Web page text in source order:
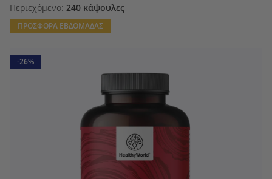
Περιεχόμενο: 240 κάψουλες
ΠΡΟΣΦΟΡΑ ΕΒΔΟΜΑΔΑΣ
-26%